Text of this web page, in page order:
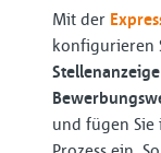
Mit der
konfigurieren
Stellenanzeige
und fügen